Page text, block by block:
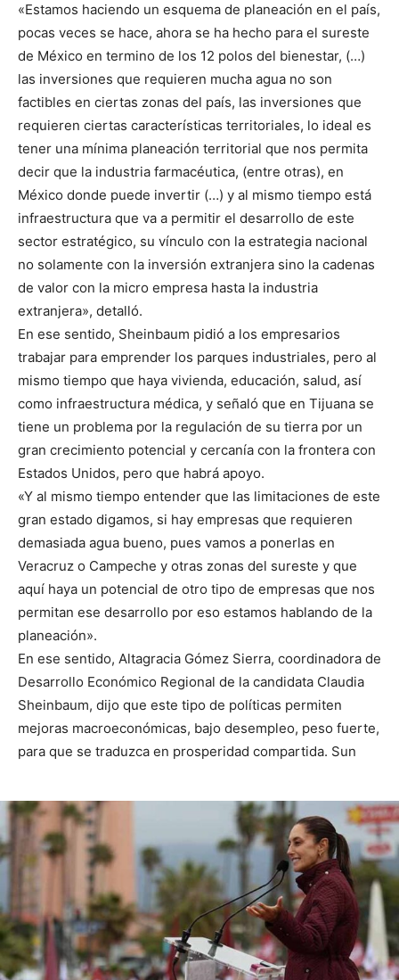
«Estamos haciendo un esquema de planeación en el país,
pocas veces se hace, ahora se ha hecho para el sureste
de México en termino de los 12 polos del bienestar, (…)
las inversiones que requieren mucha agua no son
factibles en ciertas zonas del país, las inversiones que
requieren ciertas características territoriales, lo ideal es
tener una mínima planeación territorial que nos permita
decir que la industria farmacéutica, (entre otras), en
México donde puede invertir (…) y al mismo tiempo está
infraestructura que va a permitir el desarrollo de este
sector estratégico, su vínculo con la estrategia nacional
no solamente con la inversión extranjera sino la cadenas
de valor con la micro empresa hasta la industria
extranjera», detalló.
En ese sentido, Sheinbaum pidió a los empresarios
trabajar para emprender los parques industriales, pero al
mismo tiempo que haya vivienda, educación, salud, así
como infraestructura médica, y señaló que en Tijuana se
tiene un problema por la regulación de su tierra por un
gran crecimiento potencial y cercanía con la frontera con
Estados Unidos, pero que habrá apoyo.
«Y al mismo tiempo entender que las limitaciones de este
gran estado digamos, si hay empresas que requieren
demasiada agua bueno, pues vamos a ponerlas en
Veracruz o Campeche y otras zonas del sureste y que
aquí haya un potencial de otro tipo de empresas que nos
permitan ese desarrollo por eso estamos hablando de la
planeación».
En ese sentido, Altagracia Gómez Sierra, coordinadora de
Desarrollo Económico Regional de la candidata Claudia
Sheinbaum, dijo que este tipo de políticas permiten
mejoras macroeconómicas, bajo desempleo, peso fuerte,
para que se traduzca en prosperidad compartida. Sun